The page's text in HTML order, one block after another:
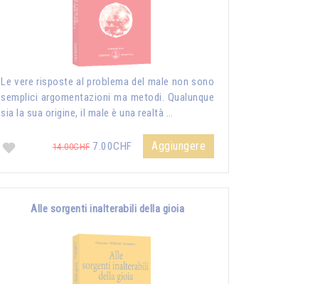
Le vere risposte al problema del male non sono
semplici argomentazioni ma metodi. Qualunque
sia la sua origine, il male è una realtà …
14.00CHF7.00CHF Aggiungere
Alle sorgenti inalterabili della gioia